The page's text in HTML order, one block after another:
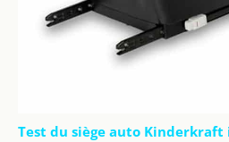
Test du siège auto